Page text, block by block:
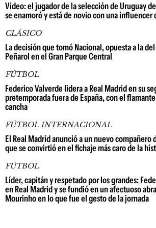
Video: el jugador de la selección de Uruguay
se enamoró y está de novio con una influencer
CLÁSICO
La decisión que tomó Nacional, opuesta a la
Peñarol en el Gran Parque Central
FÚTBOL
Federico Valverde lidera a Real Madrid en su
pretemporada fuera de España, con el
cancha
FÚTBOL INTERNACIONAL
El Real Madrid anunció a un nuevo compañero
que se convirtió en el fichaje más caro de la
FÚTBOL
Líder, capitán y respetado por los grandes:
en Real Madrid y se fundió en un afectuoso
Mourinho en lo que fue el gesto de la jornada